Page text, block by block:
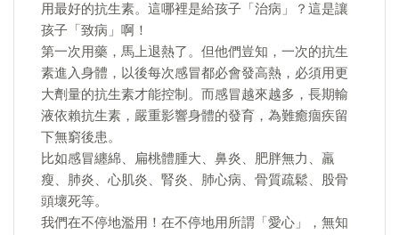
用最好的抗生素。這哪裡是給孩子「治病」？這是讓
孩子「致病」啊！
第一次用藥，馬上退熱了。但他們豈知，一次的抗生
素進入身體，以後每次感冒都必會發高熱，必須用更
大劑量的抗生素才能控制。而感冒越來越多，長期輸
液依賴抗生素，嚴重影響身體的發育，為難癒痼疾留
下無窮後患。
比如感冒纏綿、扁桃體腫大、鼻炎、肥胖無力、羸
瘦、肺炎、心肌炎、腎炎、肺心病、骨質疏鬆、股骨
頭壞死等。
我們在不停地濫用！在不停地用所謂「愛心」，無知